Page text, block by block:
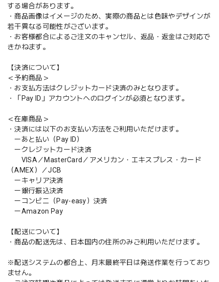
する場合があります。
・商品画像はイメージのため、実際の商品とは色味やデザインが
若干異なる可能性がございます。
・お客様都合によるご注文のキャンセル、返品・返金はご対応で
きかねます。
【決済について】
＜予約商品＞
・お支払方法はクレジットカード決済のみとなります。
・「Pay ID」アカウントへのログインが必須となります。
＜在庫商品＞
・決済には以下のお支払い方法をご利用いただけます。
ーあと払い（Pay ID）
ークレジットカード決済
VISA／MasterCard／アメリカン・エキスプレス・カード
（AMEX）／JCB
ーキャリア決済
ー銀行振込決済
ーコンビニ（Pay-easy）決済
ーAmazon Pay
【配送について】
・商品の配送先は、日本国内の住所のみご利用いただけます。
※配送システムの都合上、月末最終平日は発送作業を行っており
ません。